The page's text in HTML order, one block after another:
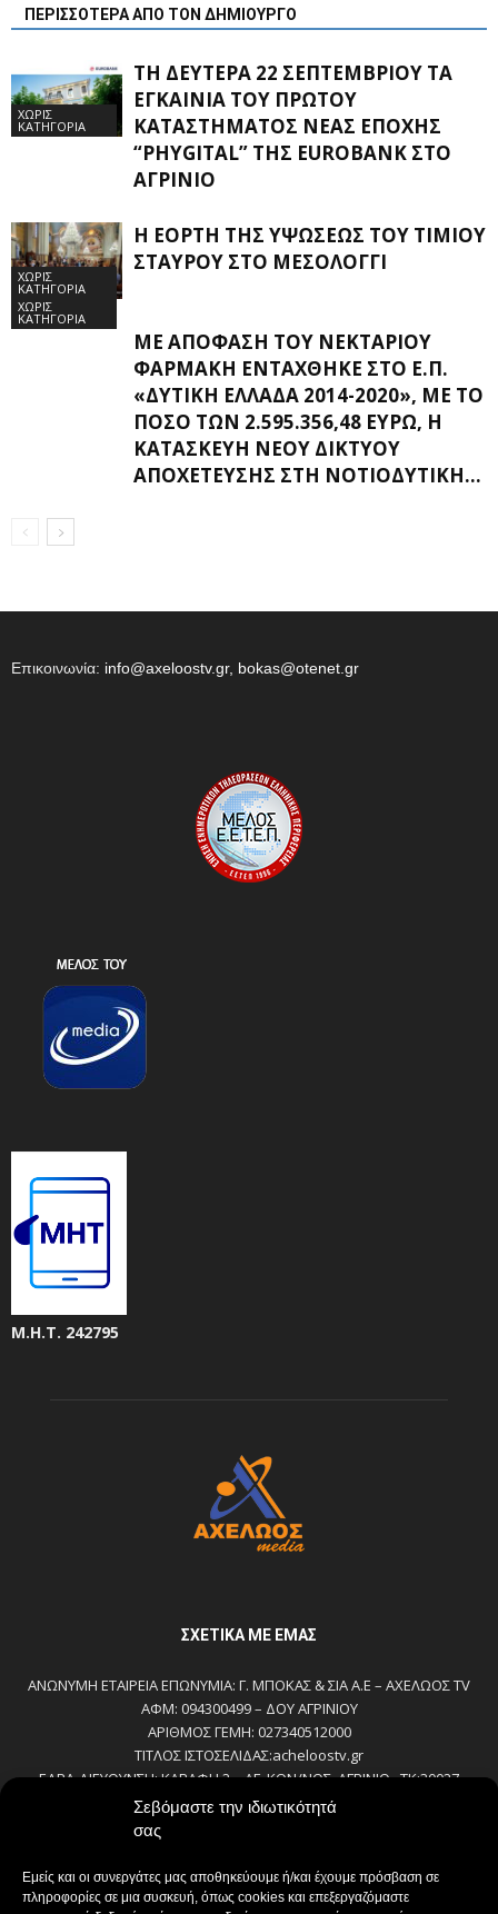
Σεβόμαστε την ιδιωτικότητά
σας
Εμείς και οι συνεργάτες μας αποθηκεύουμε ή/και έχουμε πρόσβαση σε
πληροφορίες σε μια συσκευή, όπως cookies και επεξεργαζόμαστε
ΠΕΡΙΣΣΟΤΕΡΑ ΑΠΟ ΤΟΝ ΔΗΜΙΟΥΡΓΟ
ΧΩΡΊΣ
ΚΑΤΗΓΟΡΊΑ
ΤΗ ΔΕΥΤΈΡΑ 22 ΣΕΠΤΕΜΒΡΊΟΥ ΤΑ
ΕΓΚΑΊΝΙΑ ΤΟΥ ΠΡΏΤΟΥ
ΚΑΤΑΣΤΉΜΑΤΟΣ ΝΈΑΣ ΕΠΟΧΉΣ
“PHYGITAL” ΤΗΣ EUROBANK ΣΤΟ
ΑΓΡΊΝΙΟ
ΧΩΡΊΣ
ΚΑΤΗΓΟΡΊΑ
Η ΕΟΡΤΉ ΤΗΣ ΥΨΏΣΕΩΣ ΤΟΥ ΤΙΜΊΟΥ
ΣΤΑΥΡΟΎ ΣΤΟ ΜΕΣΟΛΌΓΓΙ
ΧΩΡΊΣ
ΚΑΤΗΓΟΡΊΑ
ΜΕ ΑΠΌΦΑΣΗ ΤΟΥ ΝΕΚΤΆΡΙΟΥ
ΦΑΡΜΆΚΗ ΕΝΤΆΧΘΗΚΕ ΣΤΟ Ε.Π.
«ΔΥΤΙΚΉ ΕΛΛΆΔΑ 2014-2020», ΜΕ ΤΟ
ΠΟΣΌ ΤΩΝ 2.595.356,48 ΕΥΡΏ, Η
ΚΑΤΑΣΚΕΥΉ ΝΈΟΥ ΔΙΚΤΎΟΥ
ΑΠΟΧΈΤΕΥΣΗΣ ΣΤΗ ΝΟΤΙΟΔΥΤΙΚΉ...
Επικοινωνία: info@axeloostv.gr, bokas@otenet.gr
Μ.Η.Τ. 242795
ΣΧΕΤΙΚΆ ΜΕ ΕΜΆΣ
ΑΝΩΝΥΜΗ ΕΤΑΙΡΕΙΑ ΕΠΩΝΥΜΙΑ: Γ. ΜΠΟΚΑΣ & ΣΙΑ Α.Ε – ΑΧΕΛΩΟΣ TV
ΑΦΜ: 094300499 – ΔΟΥ ΑΓΡΙΝΙΟΥ
ΑΡΙΘΜΟΣ ΓΕΜΗ: 027340512000
ΤΙΤΛΟΣ ΙΣΤΟΣΕΛΙΔΑΣ:acheloostv.gr
ΕΔΡΑ-ΔΙΕΥΘΥΝΣΗ: ΚΑΒΑΦΗ 2 – ΑΓ. ΚΩΝ/ΝΟΣ, ΑΓΡΙΝΙΟ , ΤΚ:30027
ΤΗΛΕΦΩΝΟ: 2641022803 – 58800
E-MAIL: bokas@otenet.gr, info@axeloostv.gr
ΝΟΜΙΜΟΣ ΕΚΠΡΟΣΩΠΟΣ: ΜΠΟΚΑΣ ΚΩΝ/ΝΟΣ
ΔΙΕΥΘΥΝΤΗΣ: ΜΠΟΚΑΣ ΚΩΝ/ΝΟΣ